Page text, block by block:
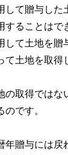
て贈与した
ることはで
して土地を贈
て土地を取得
の取得ではな
です。
年贈与には戻